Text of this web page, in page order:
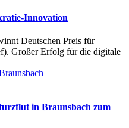
Innovation
Deutschen Preis für
Großer Erfolg für die digitale
in Braunsbach zum